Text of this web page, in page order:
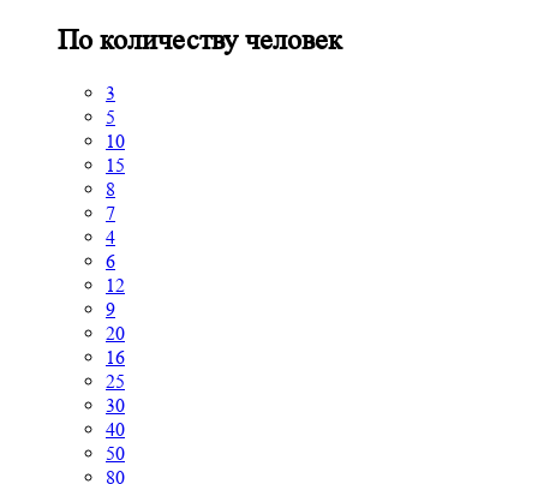
По количеству человек
3
5
10
15
8
7
4
6
12
9
20
16
25
30
40
50
80